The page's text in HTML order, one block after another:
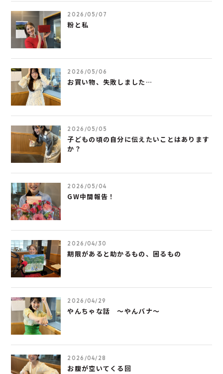
2026/05/07
粉と私
2026/05/06
お買い物、失敗しました…
2026/05/05
子どもの頃の自分に伝えたいことはあります
か？
2026/05/04
GW中間報告！
2026/04/30
期限があると助かるもの、困るもの
2026/04/29
やんちゃな話 ～やんバナ～
2026/04/28
お腹が空いてくる回